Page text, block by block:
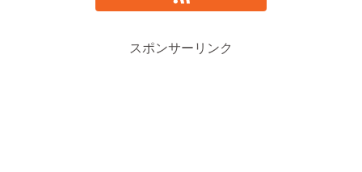
スポンサーリンク